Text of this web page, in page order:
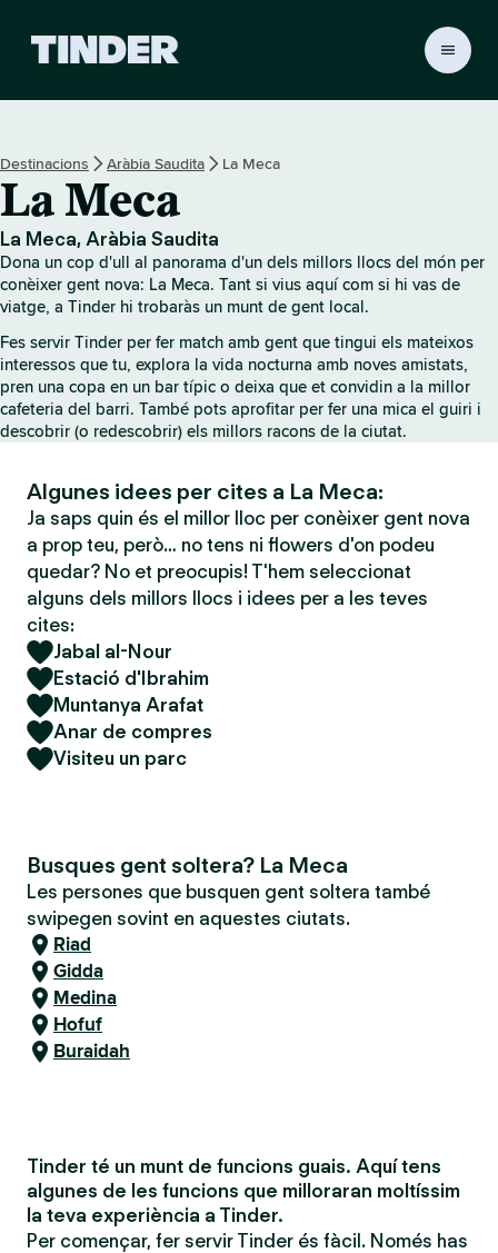
r
i
c
i
Destinacions Aràbia Saudita La Meca
La Meca
La Meca, Aràbia Saudita
Dona un cop d'ull al panorama d'un dels millors llocs del món per
conèixer gent nova: La Meca. Tant si vius aquí com si hi vas de
viatge, a Tinder hi trobaràs un munt de gent local.
Fes servir Tinder per fer match amb gent que tingui els mateixos
interessos que tu, explora la vida nocturna amb noves amistats,
pren una copa en un bar típic o deixa que et convidin a la millor
cafeteria del barri. També pots aprofitar per fer una mica el guiri i
descobrir (o redescobrir) els millors racons de la ciutat.
Algunes idees per cites a La Meca:
Ja saps quin és el millor lloc per conèixer gent nova
a prop teu, però… no tens ni flowers d'on podeu
quedar? No et preocupis! T'hem seleccionat
alguns dels millors llocs i idees per a les teves
cites:
Jabal al-Nour
Estació d'Ibrahim
Muntanya Arafat
Anar de compres
Visiteu un parc
Busques gent soltera? La Meca
Les persones que busquen gent soltera també
swipegen sovint en aquestes ciutats.
Riad
Gidda
Medina
Hofuf
Buraidah
Tinder té un munt de funcions guais. Aquí tens
algunes de les funcions que milloraran moltíssim
la teva experiència a Tinder.
Per començar, fer servir Tinder és fàcil. Només has